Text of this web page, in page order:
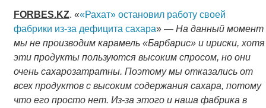
FORBES.KZ. ««Рахат» остановил работу своей
фабрики из-за дефицита сахара» — На данный момент
мы не производим карамель «Барбарис» и ириски, хотя
эти продукты пользуются высоким спросом, но они
очень сахарозатратны. Поэтому мы отказались от
всех продуктов с высоким содержания сахара, потому
что его просто нет. Из-за этого и наша фабрика в